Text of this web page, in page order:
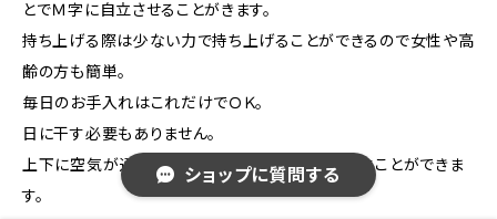
とでＭ字に自立させることがきます。
持ち上げる際は少ない力で持ち上げることができるので女性や高
齢の方も簡単。
毎日のお手入れはこれだけでＯＫ。
日に干す必要もありません。
上下に空気が通り、効率よく寝具内の湿気を飛ばすことができま
す。
ショップに質問する